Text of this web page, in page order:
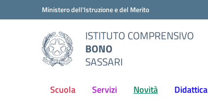
Vai ai contenuti
Vai al menu di navigazioneMinistero dell'Istruzione e del Merito
ISTITUTO COMPRENSIVO
BONO
SASSARI
Scuola Servizi Novità Didattica